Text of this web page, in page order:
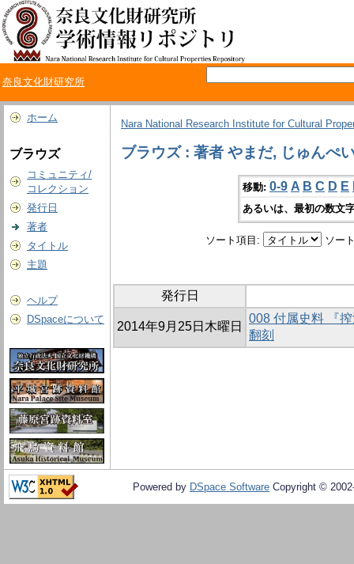
奈良文化財研究所
ホーム
ブラウズ
コミュニティ/
コレクション
発行日
著者
タイトル
主題
ヘルプ
DSpaceについて
Nara National Research Institute for Cultural
ブラウズ : 著者 やまだ, じゅんぺ
移動: 0-9 A B C D E
あるいは、最初の数文
ソート項目: ソー
発行日
2014年9月25日木曜日
008 付属史料 『
翻刻
Powered by DSpace Software Copyright ©